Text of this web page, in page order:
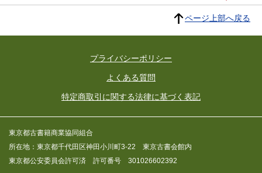
ページ上部へ戻る
プライバシーポリシー
よくある質問
特定商取引に関する法律に基づく表記
東京都古書籍商業協同組合
所在地：東京都千代田区神田小川町3-22 東京古書会館内
東京都公安委員会許可済 許可番号 301026602392